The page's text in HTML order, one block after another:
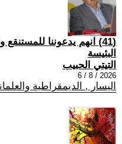
(41) انهم يدعوننا
البئيسة
التيتي الحبيب
2026 / 8 / 6
اليسار , الديمقراطية